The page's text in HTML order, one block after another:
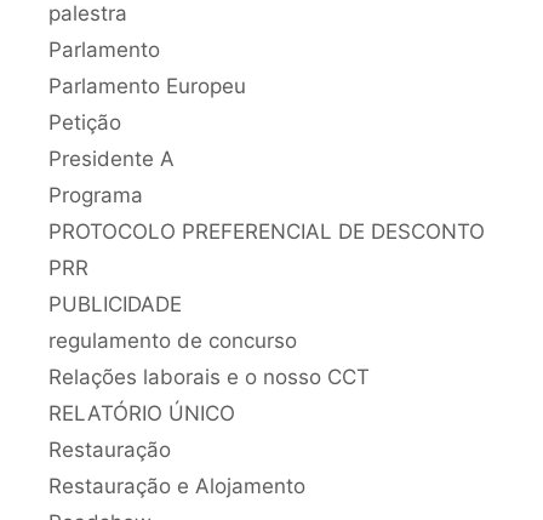
palestra
Parlamento
Parlamento Europeu
Petição
Presidente A
Programa
PROTOCOLO PREFERENCIAL DE DESCONTO
PRR
PUBLICIDADE
regulamento de concurso
Relações laborais e o nosso CCT
RELATÓRIO ÚNICO
Restauração
Restauração e Alojamento